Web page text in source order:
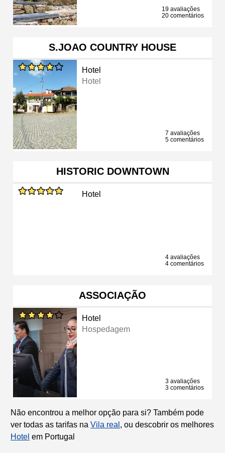
19 avaliações
20 comentários
S.JOAO COUNTRY HOUSE
Hotel
Hotel
7 avaliações
5 comentários
HISTORIC DOWNTOWN
Hotel
4 avaliações
4 comentários
ASSOCIAÇÃO
Hotel
Hospedagem
3 avaliações
3 comentários
Não encontrou a melhor opção para si? Também pode
ver todas as tarifas na Vila real , ou descobrir os melhores
Hotel em Portugal